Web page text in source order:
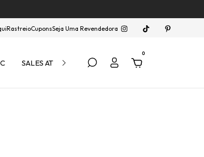
RastreioCuponsSeja Uma Revendedora
SALES ATÉ 40% OFF
0